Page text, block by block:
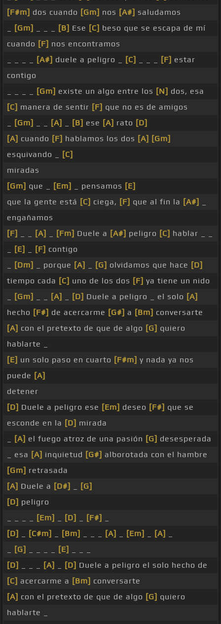
[F#m] dos cuando [Gm] nos [A#] saludamos
[Gm] [B] Ese [C] beso que se escapa de mí
cuando [F] nos encontramos
[A#] duele a peligro _ [C] [F] estar
contigo
[Gm] existe un algo entre los [N] dos, esa
[C] manera de sentir [F] que no es de amigos
[Gm] [A] [B] ese [A] rato [D]
[A] cuando [F] hablamos los dos [A] [Gm]
esquivando _
[C]
miradas
[Gm] que _ [Em] _ pensamos [E]
que la gente está [C] ciega, [F] que al fin la [A#]
engañamos
[F]
[A] [Fm] Duele a [A#] peligro [C] hablar _ _
[E] [F] contigo
[Dm] _ porque [A] [G] olvidamos que hace [D]
tiempo cada [C] uno de los dos [F] ya tiene un nido
[Gm] [A] [D] Duele a peligro _ el solo [A]
hecho [F#] de acercarme [G#] a [Bm] conversarte
[A] con el pretexto de que de algo [G] quiero
hablarte _
[E] un solo paso en cuarto [F#m] y nada ya nos
puede [A]
detener
[D] Duele a peligro ese [Em] deseo [F#] que se
esconde en la [D] mirada
[A] el fuego atroz de una pasión [G] desesperada
_ esa [A] inquietud [G#] alborotada con el hambre
[Gm] retrasada
[A] Duele a [D#]
[G]
[D] peligro
[Em] [D] [F#]
[D]
[C#m] [Bm] [A] [Em] [A]
[G] [E]
[D]
[A] [D] Duele a peligro el solo hecho de
[C] acercarme a [Bm] conversarte
[A] con el pretexto de que de algo [G] quiero
hablarte _